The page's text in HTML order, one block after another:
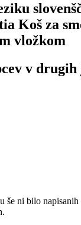
Koš za
vložkom
v
še ni bilo